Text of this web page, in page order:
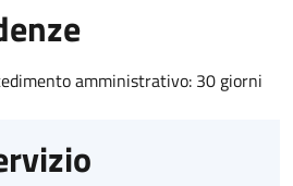
amministrativo: 30 giorni